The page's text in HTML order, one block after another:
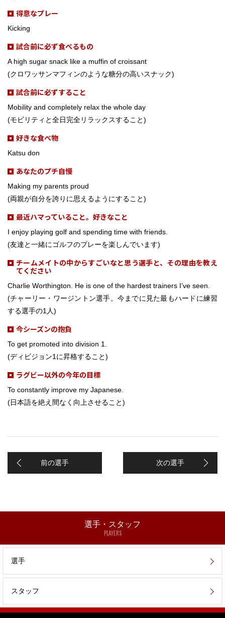
得意なプレー
Kicking
試合前に必ず食べるもの
A high sugar snack like a muffin of croissant
(クロワッサンマフィンのような糖分の高いスナック)
試合前に必ずすること
Mobility and completely relax the whole day
(モビリティと全日完全リラックスすること)
好きな食べ物
Katsu don
あなたのプチ自慢
Making my parents proud
(両親が自分を誇りに思えるようにすること)
最近ハマっていること。好きなこと
I enjoy playing golf and spending time with friends.
(友達と一緒にゴルフのプレーを楽しんでいます)
チームメイトの中からすごいなと思う選手と、その理由を教え
てください
Charlie Worthington. He is one of the hardest trainers I’ve seen.
(チャーリー・ワージントン選手。今までに見た最もハードに練習
する選手の1人)
今シーズンの抱負
To get promoted into division 1.
(ディビジョン1に昇格すること)
ラグビー以外の今年の目標
To constantly improve my Japanese.
(日本語を絶え間なく向上させること)
前の選手 次の選手
選手・スタッフ
PLAYERS
選手
スタッフ